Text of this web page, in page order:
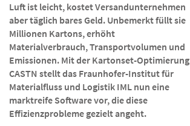
Luft ist leicht, kostet Versandunternehmen
aber täglich bares Geld. Unbemerkt füllt sie
Millionen Kartons, erhöht
Materialverbrauch, Transportvolumen und
Emissionen. Mit der Kartonset-Optimierung
CASTN stellt das Fraunhofer-Institut für
Materialfluss und Logistik IML nun eine
marktreife Software vor, die diese
Effizienzprobleme gezielt angeht.